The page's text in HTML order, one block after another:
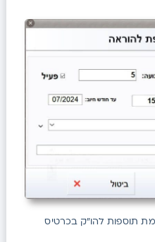
תוספות להו"ק בכרטיס